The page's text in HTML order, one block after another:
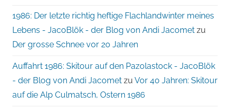
1986: Der letzte richtig heftige Flachlandwinter meines
Lebens - JacoBlök - der Blog von Andi Jacomet zu
Der grosse Schnee vor 20 Jahren
Auffahrt 1986: Skitour auf den Pazolastock - JacoBlök
- der Blog von Andi Jacomet zu Vor 40 Jahren: Skitour
auf die Alp Culmatsch, Ostern 1986